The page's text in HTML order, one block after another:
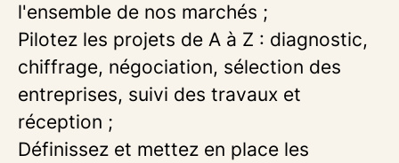
l'ensemble de nos marchés ;
Pilotez les projets de A à Z : diagnostic,
chiffrage, négociation, sélection des
entreprises, suivi des travaux et
réception ;
Définissez et mettez en place les